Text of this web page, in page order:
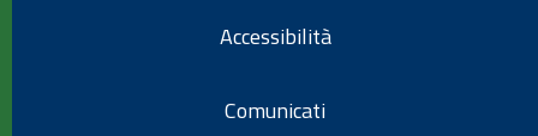
Accessibilità
Comunicati